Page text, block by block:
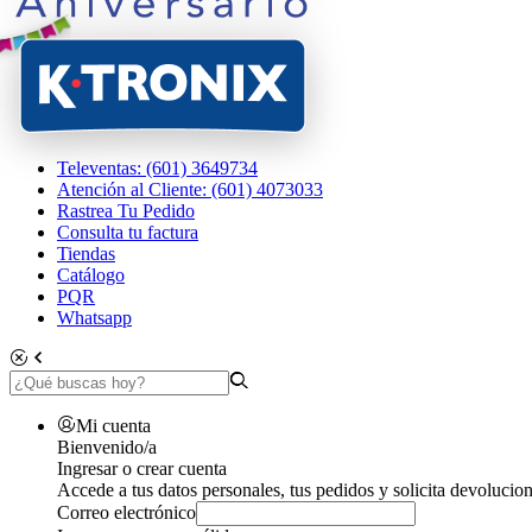
Televentas: (601) 3649734
Atención al Cliente: (601) 4073033
Rastrea Tu Pedido
Consulta tu factura
Tiendas
Catálogo
PQR
Whatsapp
Mi cuenta
Bienvenido/a
Ingresar o crear cuenta
Accede a tus datos personales, tus pedidos y solicita
Correo electrónico